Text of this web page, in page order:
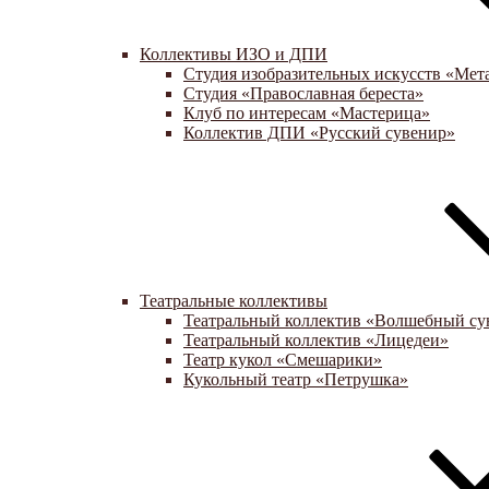
Коллективы ИЗО и ДПИ
Студия изобразительных искусств
Студия «Православная береста»
Клуб по интересам «Мастерица»
Коллектив ДПИ «Русский сувенир»
Театральные коллективы
Театральный коллектив «Волшебный
Театральный коллектив «Лицедеи»
Театр кукол «Смешарики»
Кукольный театр «Петрушка»